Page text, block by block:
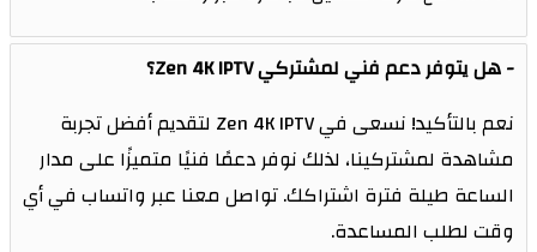
هل يتوفر دعم فني لمشتركي Zen 4K IPTV؟
نعم بالتأكيد! نسعى في Zen 4K IPTV لتقديم أفضل تجربة
مشاهدة لمشتركينا، لذلك نوفر دعمًا فنيًا متميزًا على مدار
الساعة طيلة فترة اشتراكك. تواصل معنا عبر واتساب في أي
وقت لطلب المساعدة.